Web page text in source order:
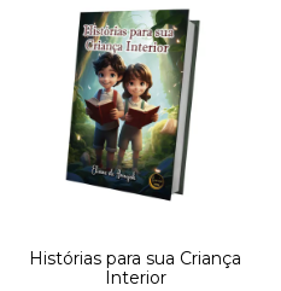
Histórias para sua Criança
Interior